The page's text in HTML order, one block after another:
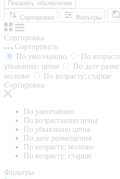
Показать объявления
Сортировка
Фильтры
Сортировка
Сортировать
По умолчанию
По
убыванию цены
По дате
моложе
По возрасту: старше
Сортировка
По умолчанию
По возрастанию цены
По убыванию цены
По дате размещения
По возрасту: моложе
По возрасту: старше
Фильтры